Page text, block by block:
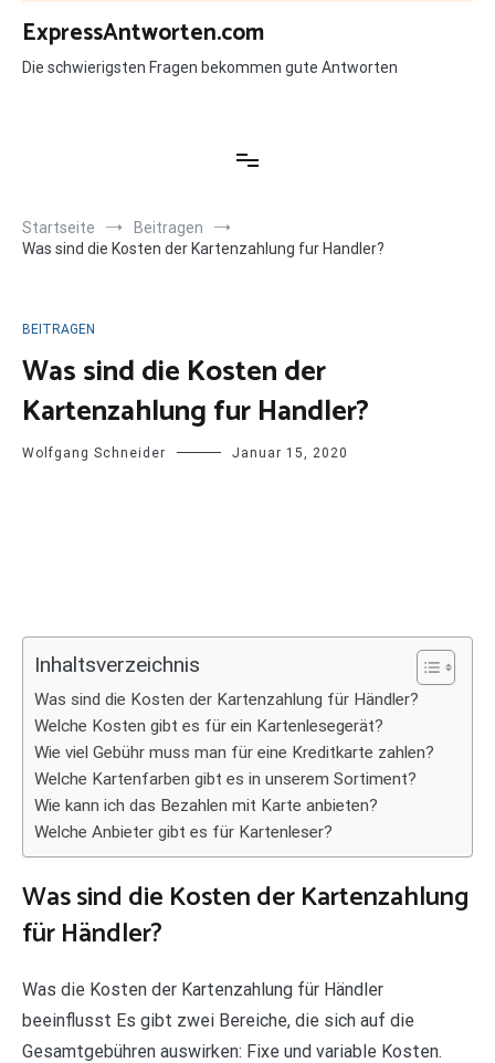
Zum
Inhalt
springen
ExpressAntworten.com
Die schwierigsten Fragen bekommen gute Antworten
Startseite
Beitragen
Was sind die Kosten der Kartenzahlung fur Handler?
BEITRAGEN
Was sind die Kosten der
Kartenzahlung fur Handler?
Wolfgang Schneider Januar 15, 2020
Inhaltsverzeichnis
Was sind die Kosten der Kartenzahlung für Händler?
Welche Kosten gibt es für ein Kartenlesegerät?
Wie viel Gebühr muss man für eine Kreditkarte zahlen?
Welche Kartenfarben gibt es in unserem Sortiment?
Wie kann ich das Bezahlen mit Karte anbieten?
Welche Anbieter gibt es für Kartenleser?
Was sind die Kosten der Kartenzahlung
für Händler?
Was die Kosten der Kartenzahlung für Händler
beeinflusst Es gibt zwei Bereiche, die sich auf die
Gesamtgebühren auswirken: Fixe und variable Kosten.